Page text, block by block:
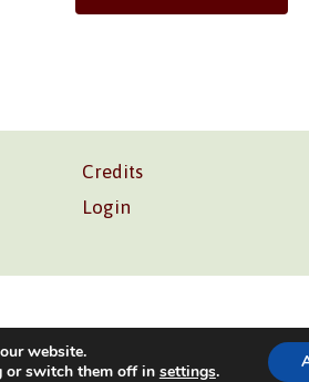
Credits
Login
website.
or switch them off in settings.